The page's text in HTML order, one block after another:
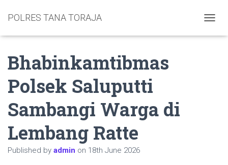
POLRES TANA TORAJA
Bhabinkamtibmas
Polsek Saluputti
Sambangi Warga di
Lembang Ratte
Published by admin on 18th June 2026